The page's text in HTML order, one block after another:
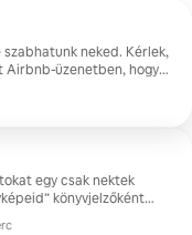
neked. Kérlek,
Airbnb-üzenetben, hogy
1. Csoportos fotózás 2.
Tidal Basin, Tudor Place,
Bíróságának épülete a
egy csak nektek
könyvjelzőként
A